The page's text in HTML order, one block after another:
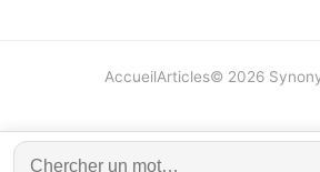
AccueilArticles© 2026